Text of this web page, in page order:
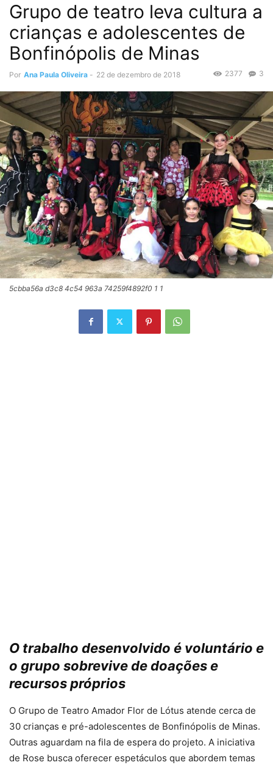
Grupo de teatro leva cultura a
crianças e adolescentes de
Bonfinópolis de Minas
Por Ana Paula Oliveira - 22 de dezembro de 2018 3
2377
5cbba56a d3c8 4c54 963a 74259f4892f0 1 1
O trabalho desenvolvido é voluntário e
o grupo sobrevive de doações e
recursos próprios
O Grupo de Teatro Amador Flor de Lótus atende cerca de
30 crianças e pré-adolescentes de Bonfinópolis de Minas.
Outras aguardam na fila de espera do projeto. A iniciativa
de Rose busca oferecer espetáculos que abordem temas